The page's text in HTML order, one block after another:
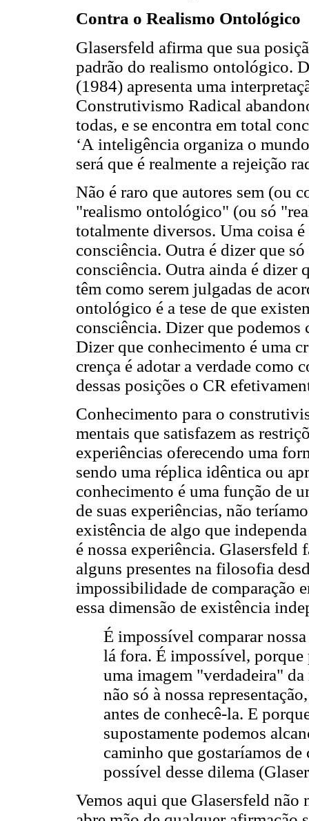
Contra o Realismo Ontológico
Glasersfeld afirma que sua
padrão do realismo ontológico.
(1984) apresenta uma
Construtivismo Radical
todas, e se encontra em total
‘A inteligência organiza o
será que é realmente a rejeição
Não é raro que autores sem (ou
"realismo ontológico" (ou só
totalmente diversos. Uma coisa
consciência. Outra é dizer que
consciência. Outra ainda é dizer
têm como serem julgadas de
ontológico é a tese de que
consciência. Dizer que
Dizer que conhecimento é uma
crença é adotar a verdade como
dessas posições o CR
Conhecimento para o
mentais que satisfazem as
experiências oferecendo uma
sendo uma réplica idêntica ou
conhecimento é uma função de
de suas experiências, não
existência de algo que
é nossa experiência. Glasersfeld
alguns presentes na filosofia
impossibilidade de comparação
essa dimensão de existência
É impossível comparar
lá fora. É impossível, porque
uma imagem "verdadeira"
não só à nossa
antes de conhecê-la. E
supostamente podemos
caminho que gostaríamos
possível desse dilema
Vemos aqui que Glasersfeld não